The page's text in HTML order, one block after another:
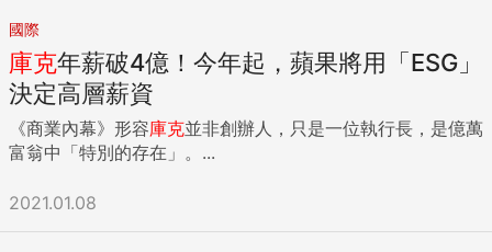
國際
庫克年薪破4億！今年起，蘋果將用「ESG」
決定高層薪資
《商業內幕》形容庫克並非創辦人，只是一位執行長，是億萬
富翁中「特別的存在」。...
2021.01.08